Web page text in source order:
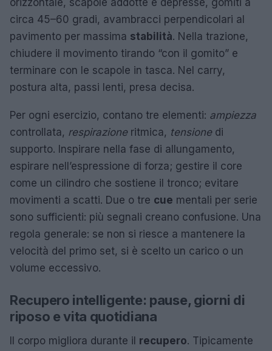
orizzontale, scapole addotte e depresse, gomiti a
circa 45–60 gradi, avambracci perpendicolari al
pavimento per massima stabilità. Nella trazione,
chiudere il movimento tirando “con il gomito” e
terminare con le scapole in tasca. Nel carry,
postura alta, passi lenti, presa decisa.
Per ogni esercizio, contano tre elementi: ampiezza
controllata, respirazioneritmica, tensionedi
supporto. Inspirare nella fase di allungamento,
espirare nell’espressione di forza; gestire il core
come un cilindro che sostiene il tronco; evitare
movimenti a scatti. Due o tre cue mentali per serie
sono sufficienti: più segnali creano confusione. Una
regola generale: se non si riesce a mantenere la
velocità del primo set, si è scelto un carico o un
volume eccessivo.
Recupero intelligente: pause, giorni di
riposo e vita quotidiana
Il corpo migliora durante il recupero. Tipicamente